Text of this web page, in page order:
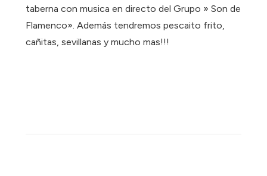
taberna con musica en directo del Grupo » Son de
Flamenco». Además tendremos pescaito frito,
cañitas, sevillanas y mucho mas!!!